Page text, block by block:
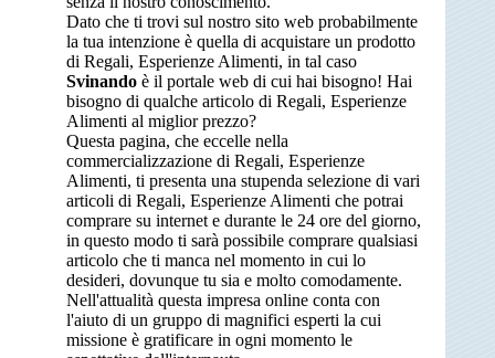
Dato che ti trovi sul nostro sito web probabilmente
la tua intenzione è quella di acquistare un prodotto
di Regali, Esperienze Alimenti, in tal caso
Svinando è il portale web di cui hai bisogno! Hai
bisogno di qualche articolo di Regali, Esperienze
Alimenti al miglior prezzo?
Questa pagina, che eccelle nella
commercializzazione di Regali, Esperienze
Alimenti, ti presenta una stupenda selezione di vari
articoli di Regali, Esperienze Alimenti che potrai
comprare su internet e durante le 24 ore del giorno,
in questo modo ti sarà possibile comprare qualsiasi
articolo che ti manca nel momento in cui lo
desideri, dovunque tu sia e molto comodamente.
Nell'attualità questa impresa online conta con
l'aiuto di un gruppo di magnifici esperti la cui
missione è gratificare in ogni momento le